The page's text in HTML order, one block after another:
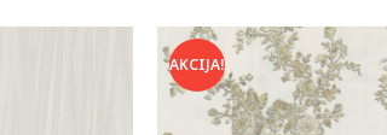
AKCIJA!